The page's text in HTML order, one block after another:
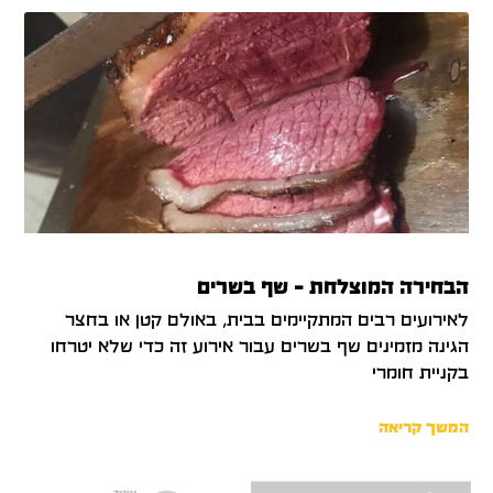
הבחירה המוצלחת – שף בשרים
לאירועים רבים המתקיימים בבית, באולם קטן או בחצר
הגינה מזמינים שף בשרים עבור אירוע זה כדי שלא יטרחו
בקניית חומרי
המשך קריאה